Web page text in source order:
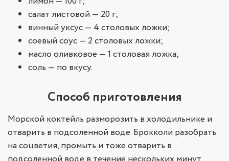
салат листовой — 20 г;
винный уксус — 4 столовых ложки;
соевый соус — 2 столовых ложки;
масло оливковое — 1 столовая ложка;
соль — по вкусу.
Способ приготовления
Морской коктейль разморозить в холодильнике и
отварить в подсоленной воде. Брокколи разобрать
на соцветия, промыть и тоже отварить в